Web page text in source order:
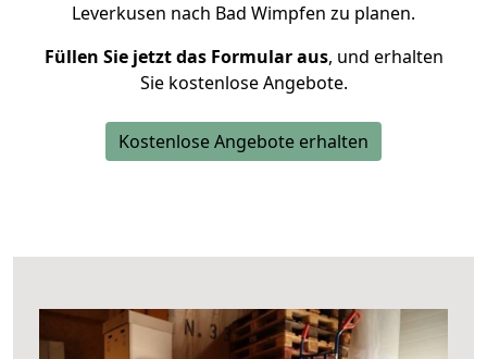
Leverkusen nach Bad Wimpfen zu planen.
Füllen Sie jetzt das Formular aus, und erhalten
Sie kostenlose Angebote.
Kostenlose Angebote erhalten